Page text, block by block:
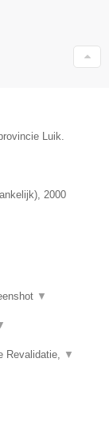
Luik.
, 2000
▼
Revalidatie, ▼